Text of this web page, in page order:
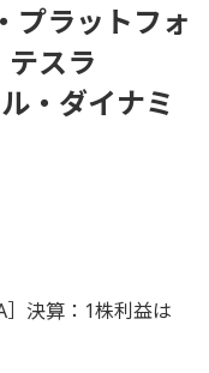
プラットフォ
テスラ
・ダイナミ
決算：1株利益は